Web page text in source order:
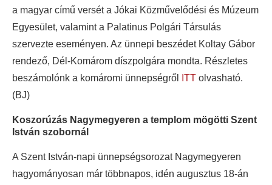
a magyar című versét a Jókai Közművelődési és Múzeum
Egyesület, valamint a Palatinus Polgári Társulás
szervezte eseményen. Az ünnepi beszédet Koltay Gábor
rendező, Dél-Komárom díszpolgára mondta. Részletes
beszámolónk a komáromi ünnepségről
ITT olvasható.
(BJ)
Koszorúzás Nagymegyeren a templom mögötti Szent
István szobornál
A Szent István-napi ünnepségsorozat Nagymegyeren
hagyományosan már többnapos, idén augusztus 18-án